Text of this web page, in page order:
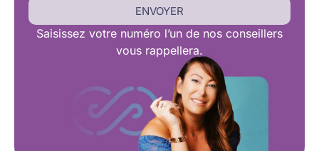
ENVOYER
Saisissez votre numéro l’un de nos conseillers
vous rappellera.